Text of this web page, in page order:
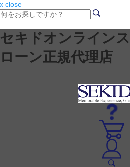
x close
セキドオンライン
ローン正規代理店